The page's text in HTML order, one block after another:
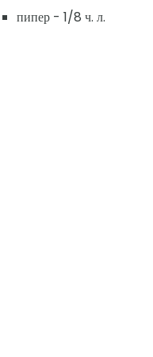
пипер - 1/8 ч. л.